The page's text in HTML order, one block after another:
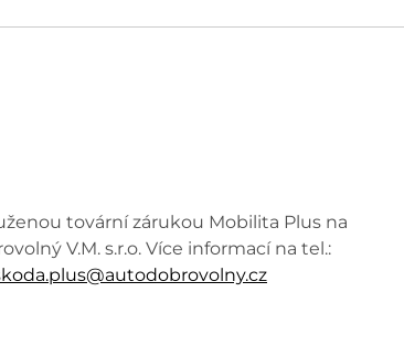
tovární zárukou Mobilita Plus na
V.M. s.r.o. Více informací na tel.: